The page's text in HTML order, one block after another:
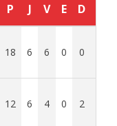
P J V E D
18 6 6 0 0
12 6 4 0 2